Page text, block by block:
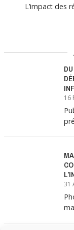
L’impact des
16
31